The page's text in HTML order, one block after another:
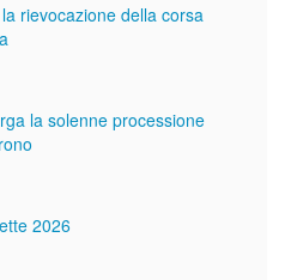
rievocazione della corsa
la solenne processione
2026